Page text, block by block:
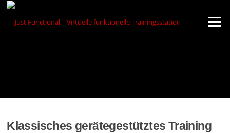
Zum
springen
Menü
Klassisches gerätegestütztes Training